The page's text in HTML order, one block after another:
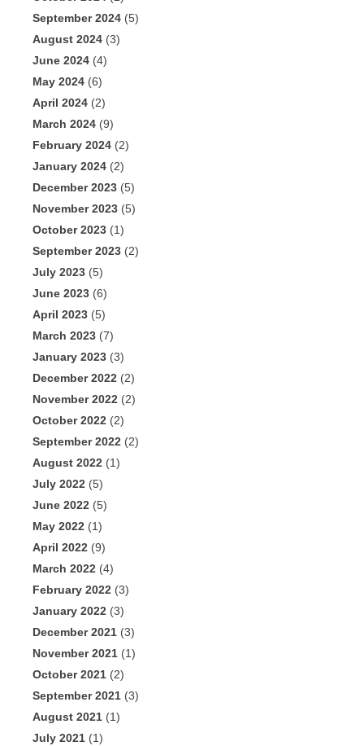
September 2024 (5)
August 2024 (3)
June 2024 (4)
May 2024 (6)
April 2024 (2)
March 2024 (9)
February 2024 (2)
January 2024 (2)
December 2023 (5)
November 2023 (5)
October 2023 (1)
September 2023 (2)
July 2023 (5)
June 2023 (6)
April 2023 (5)
March 2023 (7)
January 2023 (3)
December 2022 (2)
November 2022 (2)
October 2022 (2)
September 2022 (2)
August 2022 (1)
July 2022 (5)
June 2022 (5)
May 2022 (1)
April 2022 (9)
March 2022 (4)
February 2022 (3)
January 2022 (3)
December 2021 (3)
November 2021 (1)
October 2021 (2)
September 2021 (3)
August 2021 (1)
July 2021 (1)